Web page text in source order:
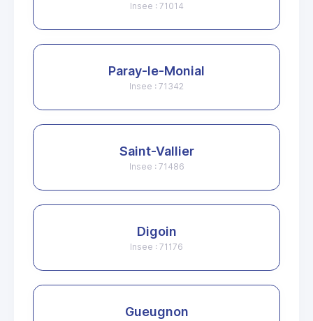
Insee : 71014
Paray-le-Monial
Insee : 71342
Saint-Vallier
Insee : 71486
Digoin
Insee : 71176
Gueugnon